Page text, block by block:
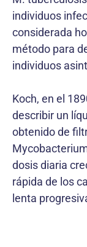
individuos
considerada
método para
individuos
Koch, en el
describir un
obtenido de
dosis diaria
rápida de los
lenta